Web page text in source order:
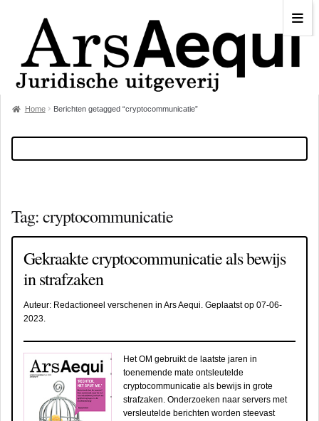
Home Berichten getagged “cryptocommunicatie”
Tag:cryptocommunicatie
Gekraakte cryptocommunicatie als bewijs
in strafzaken
Auteur: Redactioneel verschenen in Ars Aequi. Geplaatst op 07-06-
2023.
Het OM gebruikt de laatste jaren in
toenemende mate ontsleutelde
cryptocommunicatie als bewijs in grote
strafzaken. Onderzoeken naar servers met
versleutelde berichten worden steevast